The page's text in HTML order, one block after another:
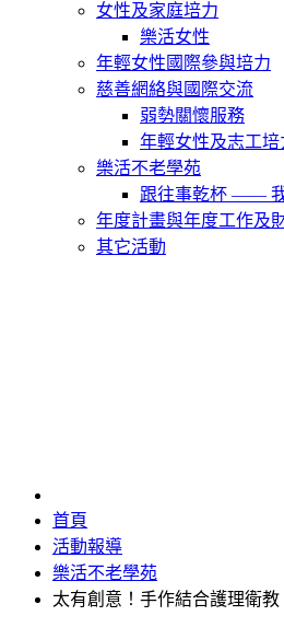
女性及家庭培力
樂活女性
年輕女性國際參與培力
慈善網絡與國際交流
弱勢關懷服務
年輕女性及志工培
樂活不老學苑
跟往事乾杯 ——
年度計畫與年度工作及
其它活動
首頁
活動報導
樂活不老學苑
太有創意！手作結合護理衛